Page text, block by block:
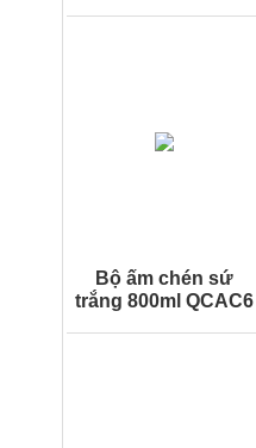
Bộ ấm chén sứ
trắng 800ml QCAC6